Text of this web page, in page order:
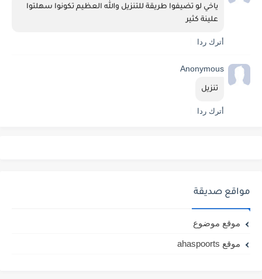
علينة كثير
أترك ردا
Anonymous
تنزيل
أترك ردا
مواقع صديقة
موقع موضوع
موقع ahaspoorts